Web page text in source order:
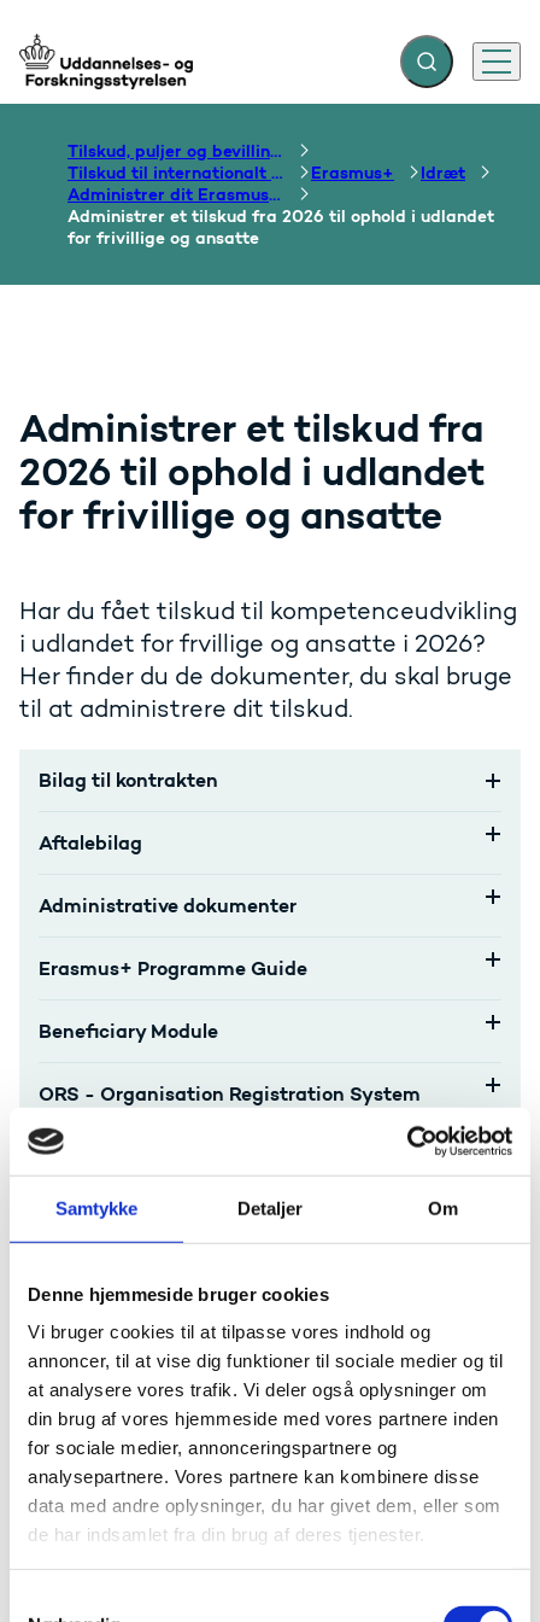
Samtykke Detaljer Om
Denne hjemmeside bruger cookies
Vi bruger cookies til at tilpasse vores indhold og
annoncer, til at vise dig funktioner til sociale medier og til
at analysere vores trafik. Vi deler også oplysninger om
din brug af vores hjemmeside med vores partnere inden
for sociale medier, annonceringspartnere og
analysepartnere. Vores partnere kan kombinere disse
data med andre oplysninger, du har givet dem, eller som
de har indsamlet fra din brug af deres tjenester.
Gå til forsiden Fold søgefelt ud
Menu
Tilskud, puljer og bevillinger
Tilskud til internationalt samarbejde om uddannelse
Erasmus+
Idræt
Administrer dit Erasmus+ tilskud
Administrer et tilskud fra 2026 til ophold i udlandet
for frivillige og ansatte
Administrer et tilskud fra
2026 til ophold i udlandet
for frivillige og ansatte
Har du fået tilskud til kompetenceudvikling
i udlandet for frvillige og ansatte i 2026?
Her finder du de dokumenter, du skal bruge
til at administrere dit tilskud.
Bilag til kontrakten
Aftalebilag
Administrative dokumenter
Erasmus+ Programme Guide
Beneficiary Module
ORS - Organisation Registration System
Online Language Support
Formidling af dit projekt
Behandling af data og personoplysninger
Klagevejledning
Hjælp til administration
Har du spørgsmål til afrapportering eller bilag,